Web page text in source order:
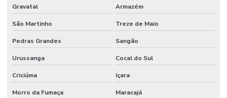
Gravatal Armazém
São Martinho Treze de Maio
Pedras Grandes Sangão
Urussanga Cocal do Sul
Criciúma Içara
Morro da Fumaça Maracajá